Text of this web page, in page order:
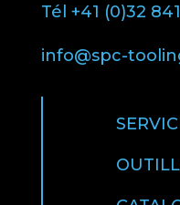
Tél +41 (0)32
info@spc-